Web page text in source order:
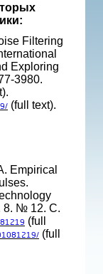
Filtering
Exploring
3980.
(full text).
Empirical
8. № 12. С.
(full
(full